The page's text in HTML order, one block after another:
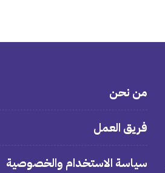
من نحن
فريق العمل
سياسة الاستخدام والخصوصية